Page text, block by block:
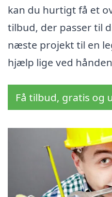
kan du hurtigt få et
tilbud, der passer til
næste projekt til en
hjælp lige ved
Få tilbud, gratis og